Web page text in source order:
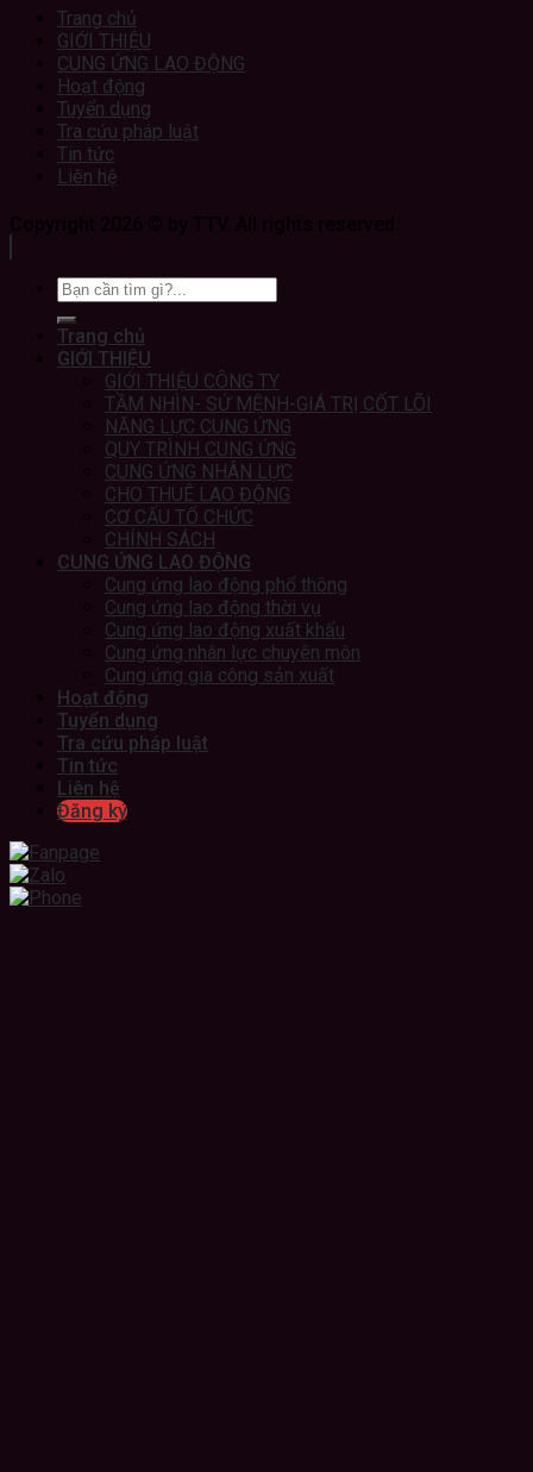
Trang chủ
GIỚI THIỆU
CUNG ỨNG LAO ĐỘNG
Hoạt động
Tuyển dụng
Tra cứu pháp luật
Tin tức
Liên hệ
Trang chủ
GIỚI THIỆU
GIỚI THIỆU CÔNG TY
TẦM NHÌN- SỨ MỆNH-GIÁ TRỊ CỐT LÕI
NĂNG LỰC CUNG ỨNG
QUY TRÌNH CUNG ỨNG
CUNG ỨNG NHÂN LỰC
CHO THUÊ LAO ĐỘNG
CƠ CẤU TỔ CHỨC
CHÍNH SÁCH
CUNG ỨNG LAO ĐỘNG
Cung ứng lao động phổ thông
Cung ứng lao động thời vụ
Cung ứng lao động xuất khẩu
Cung ứng nhân lực chuyên môn
Cung ứng gia công sản xuất
Hoạt động
Tuyển dụng
Tra cứu pháp luật
Tin tức
Liên hệ
Đăng ký